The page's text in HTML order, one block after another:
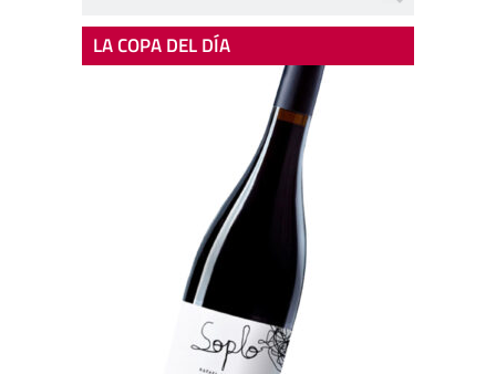
LA COPA DEL DÍA